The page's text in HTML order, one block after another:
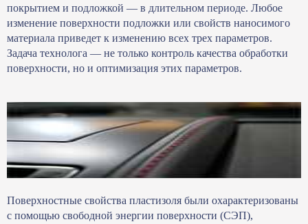
покрытием и подложкой — в длительном периоде. Любое
изменение поверхности подложки или свойств наносимого
материала приведет к изменению всех трех параметров.
Задача технолога — не только контроль качества обработки
поверхности, но и оптимизация этих параметров.
Поверхностные свойства пластизоля были охарактеризованы
с помощью свободной энергии поверхности (СЭП),